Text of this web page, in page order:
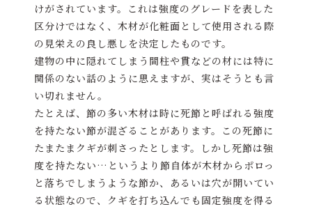
けがされています。これは強度のグレードを表した
区分けではなく、木材が化粧面として使用される際
の見栄えの良し悪しを決定したものです。
建物の中に隠れてしまう間柱や貫などの材には特に
関係のない話のように思えますが、実はそうとも言
い切れません。
たとえば、節の多い木材は時に死節と呼ばれる強度
を持たない節が混ざることがあります。この死節に
たまたまクギが刺さったとします。しかし死節は強
度を持たない…というより節自体が木材からポロっ
と落ちでしまうような節か、あるいは穴が開いてい
る状態なので、クギを打ち込んでも固定強度を得る